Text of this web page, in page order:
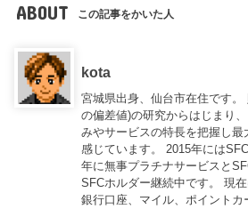
ABOUT この記事をかいた人
kota
宮城県出身、仙台市在住です
の偏差値)の研究からはじまり
みやサービスの特長を把握し
感じています。 2015年には
年に無事プラチナサービスと
SFCホルダー継続中です。 現
銀行口座、マイル、ポイント